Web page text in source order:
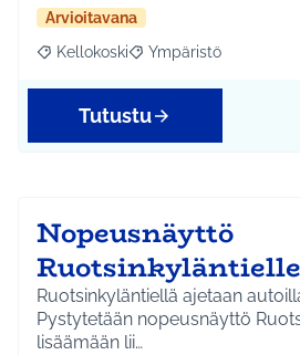
Arvioitavana
Rajaa tulokset aihepiirin mukaan:
Kellokoski Rajaa tulokset teeman
Ympäristö
Tutustu
Nopeusnäyttö
Ruotsinkyläntielle
Ruotsinkyläntiellä ajetaan
Pystytetään nopeusnäyttö
lisäämään lii…